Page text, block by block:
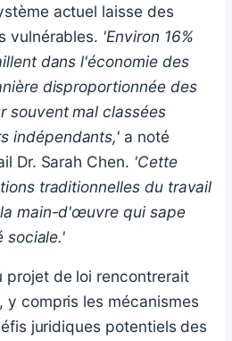
actuel laisse des
vulnérables. 'Environ 16%
dans l'économie des
disproportionnée des
souvent mal classées
indépendants,' a noté
Dr. Sarah Chen. 'Cette
traditionnelles du travail
main-d'œuvre qui sape
sociale.'
de loi rencontrerait
compris les mécanismes
juridiques potentiels des